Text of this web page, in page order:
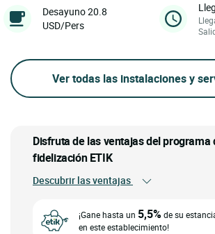
Desayuno 20.8
USD/Pers
Ver todas las instalaciones y
Disfruta de las ventajas del programa
fidelización ETIK
Descubrir las ventajas
¡Gane hasta un 5,5%de su
en este establecimiento!